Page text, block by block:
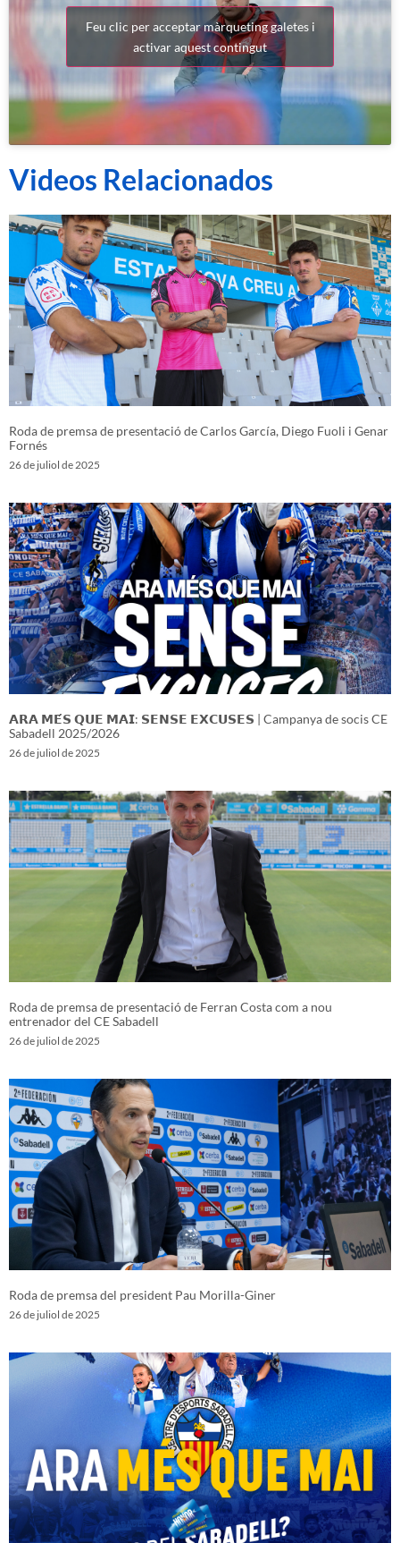
Feu clic per acceptar màrqueting galetes i
activar aquest contingut
Videos Relacionados
Roda de premsa de presentació de Carlos García, Diego Fuoli i Genar
Fornés
26 de juliol de 2025
𝗔𝗥𝗔 𝗠𝗘́𝗦 𝗤𝗨𝗘 𝗠𝗔𝗜: 𝗦𝗘𝗡𝗦𝗘 𝗘𝗫𝗖𝗨𝗦𝗘𝗦 | Campanya de socis CE
Sabadell 2025/2026
26 de juliol de 2025
Roda de premsa de presentació de Ferran Costa com a nou
entrenador del CE Sabadell
26 de juliol de 2025
Roda de premsa del president Pau Morilla-Giner
26 de juliol de 2025